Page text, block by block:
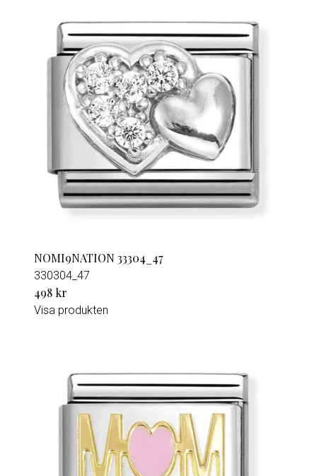
NOMI9NATION 33304_47
330304_47
498 kr
Visa produkten